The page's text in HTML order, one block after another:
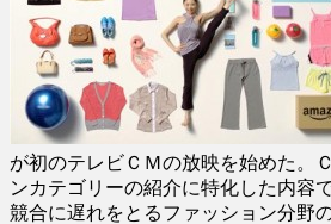
が初のテレビＣＭの放映を始めた。
ンカテゴリーの紹介に特化した内容
競合に遅れをとるファッション分野